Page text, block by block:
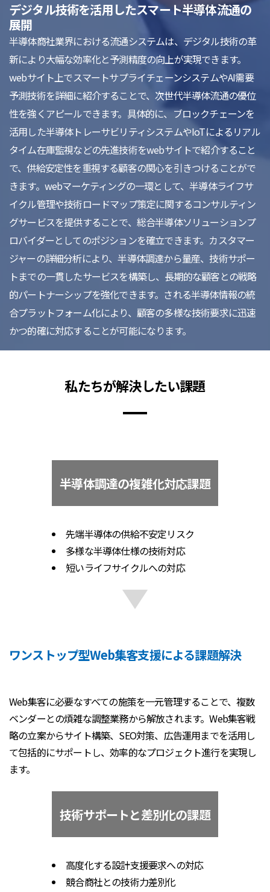
デジタル技術を活用したスマート半導体流通の
展開
半導体商社業界における流通システムは、デジタル技術の革
新により大幅な効率化と予測精度の向上が実現できます。
webサイト上でスマートサプライチェーンシステムやAI需要
予測技術を詳細に紹介することで、次世代半導体流通の優位
性を強くアピールできます。具体的に、ブロックチェーンを
活用した半導体トレーサビリティシステムやIoTによるリアル
タイム在庫監視などの先進技術をwebサイトで紹介すること
で、供給安定性を重視する顧客の関心を引きつけることがで
きます。webマーケティングの一環として、半導体ライフサ
イクル管理や技術ロードマップ策定に関するコンサルティン
グサービスを提供することで、総合半導体ソリューションプ
ロバイダーとしてのポジションを確立できます。カスタマー
ジャーの詳細分析により、半導体調達から量産、技術サポー
トまでの一貫したサービスを構築し、長期的な顧客との戦略
的パートナーシップを強化できます。される半導体情報の統
合プラットフォーム化により、顧客の多様な技術要求に迅速
かつ的確に対応することが可能になります。
私たちが解決したい課題
半導体調達の複雑化対応課題
先端半導体の供給不安定リスク
多様な半導体仕様の技術対応
短いライフサイクルへの対応
ワンストップ型Web集客支援による課題解決
Web集客に必要なすべての施策を一元管理することで、複数
ベンダーとの煩雑な調整業務から解放されます。Web集客戦
略の立案からサイト構築、SEO対策、広告運用までを活用し
て包括的にサポートし、効率的なプロジェクト進行を実現し
ます。
技術サポートと差別化の課題
高度化する設計支援要求への対応
競合商社との技術力差別化